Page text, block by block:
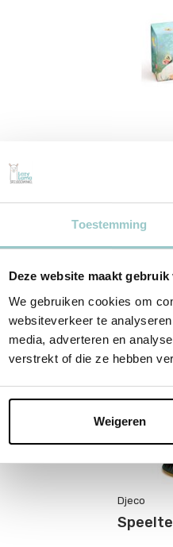
Toestemming
Deze website maakt
We gebruiken cookies om
websiteverkeer te
media, adverteren en
verstrekt of die ze hebben
Weigeren
16,70
Incl. btw
Djeco